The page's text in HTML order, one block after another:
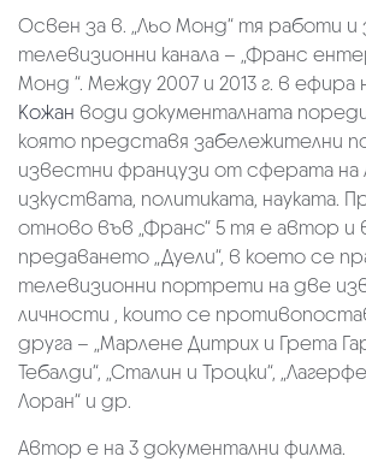
Освен за в. „Льо Монд“ тя работи и
телевизионни канала – „Франс
Монд “. Между 2007 и 2013 г. в ефира
Кожан води документалната
която представя забележителни
известни французи от сферата
изкуствата, политиката, науката.
отново във „Франс“ 5 тя е автор и
предаването „Дуели“, в което се
телевизионни портрети на две
личности , които се
друга – „Марлене Дитрих и Грета
Тебалди“, „Сталин и Троцки“,
Лоран“ и др.
Автор е на 3 документални филма.